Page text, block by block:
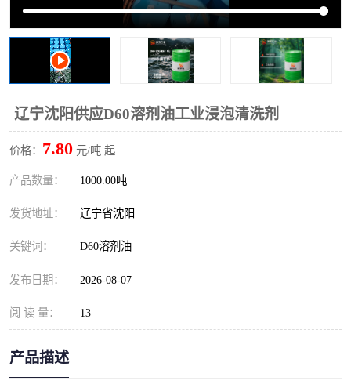
辽宁沈阳供应D60溶剂油工业浸泡清洗剂
价格： 7.80 元/吨 起
产品数量： 1000.00吨
发货地址： 辽宁省沈阳
关键词： D60溶剂油
发布日期： 2026-08-07
阅 读 量： 13
产品描述